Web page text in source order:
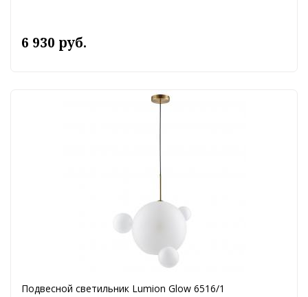
6 930 руб.
Подвесной светильник Lumion Glow 6516/1